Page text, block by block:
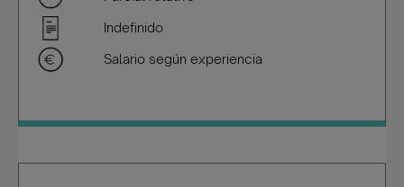
Indefinido
Salario según experiencia